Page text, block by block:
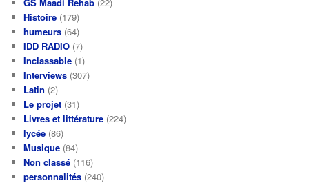
Histoire (179)
humeurs (64)
IDD RADIO (7)
Inclassable (1)
Interviews (307)
Latin (2)
Le projet (31)
Livres et littérature (224)
lycée (86)
Musique (84)
Non classé (116)
personnalités (240)